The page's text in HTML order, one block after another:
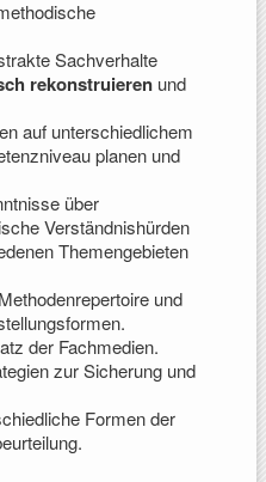
Sachverhalte
rekonstruieren und
auf unterschiedlichem
planen und
über
Verständnishürden
Themengebieten
und
der Fachmedien.
zur Sicherung und
Formen der